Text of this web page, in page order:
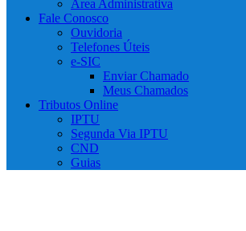
Área Administrativa
Fale Conosco
Ouvidoria
Telefones Úteis
e-SIC
Enviar Chamado
Meus Chamados
Tributos Online
IPTU
Segunda Via IPTU
CND
Guias